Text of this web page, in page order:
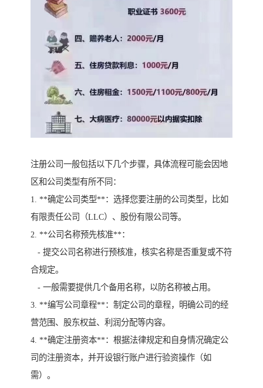
注册公司一般包括以下几个步骤，具体流程可能会因地
区和公司类型有所不同：
1. **确定公司类型**：选择您要注册的公司类型，比如
有限责任公司（LLC）、股份有限公司等。
2. **公司名称预先核准**：
- 提交公司名称进行预核准，核实名称是否重复或不符
合规定。
- 一般需要提供几个备用名称，以防名称被占用。
3. **编写公司章程**：制定公司的章程，明确公司的经
营范围、股东权益、利润分配等内容。
4. **确定注册资本**：根据法律规定和自身情况确定公
司的注册资本，并开设银行账户进行验资操作（如
需）。